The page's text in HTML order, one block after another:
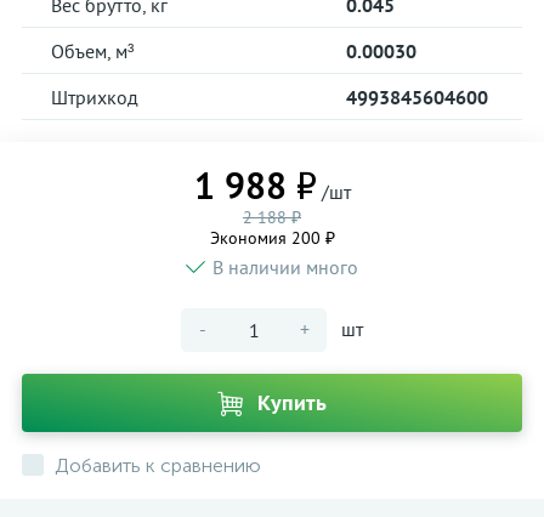
Вес брутто, кг
0.045
Объем, м³
0.00030
Штрихкод
4993845604600
1 988 ₽ /шт
2 188 ₽
Экономия 200 ₽
В наличии много
- + шт
Купить
Добавить к сравнению